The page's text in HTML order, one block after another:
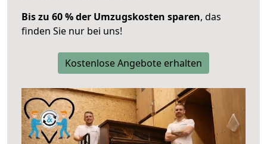
Bis zu 60 % der Umzugskosten sparen, das
finden Sie nur bei uns!
Kostenlose Angebote erhalten